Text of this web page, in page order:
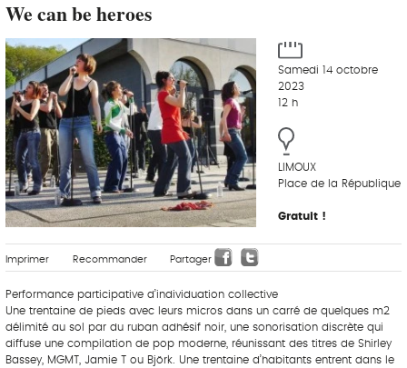
We can be heroes
Samedi 14 octobre
2023
12 h
LIMOUX
Place de la République
Gratuit !
Imprimer Recommander Partager
Performance participative d’individuation collective
Une trentaine de pieds avec leurs micros dans un carré de quelques m2
délimité au sol par du ruban adhésif noir, une sonorisation discrète qui
diffuse une compilation de pop moderne, réunissant des titres de Shirley
Bassey, MGMT, Jamie T ou Björk. Une trentaine d’habitants entrent dans le